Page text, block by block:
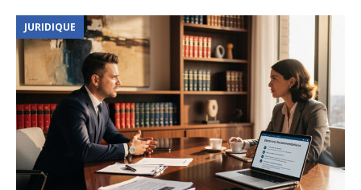
JURIDIQUE